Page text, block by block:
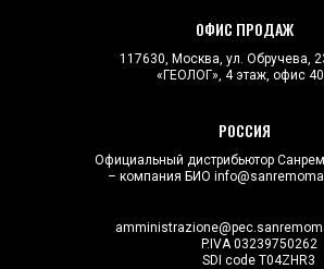
ОФИС ПРОДАЖ
117630, Москва, ул. Обручева,
«ГЕОЛОГ», 4 этаж, офис
РОССИЯ
Официальный дистрибьютор
– компания БИО
P.IVA 03239750262
SDI code T04ZHR3